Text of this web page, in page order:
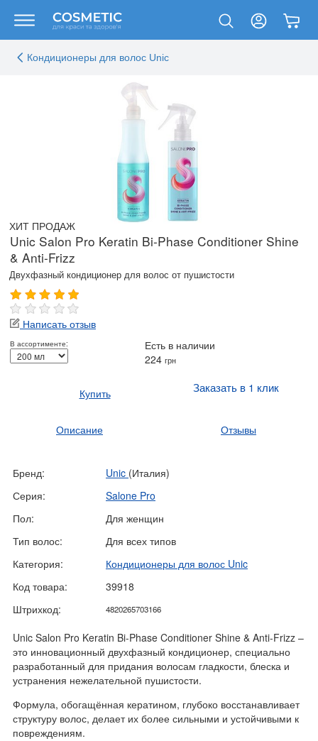
Кондиционеры для волос Unic
ХИТ ПРОДАЖ
Unic Salon Pro Keratin Bi-Phase Conditioner Shine
& Anti-Frizz
Двухфазный кондиционер для волос от пушистости
Написать отзыв
В ассортименте:
Есть в наличии
224 грн
Купить Заказать в 1 клик
Описание Отзывы
Бренд: Unic (Италия)
Серия:
Salone Pro
Пол:
Для женщин
Тип волос:
Для всех типов
Категория:
Кондиционеры для волос Unic
Код товара:
39918
Штрихкод:
4820265703166
Unic Salon Pro Keratin Bi-Phase Conditioner Shine & Anti-Frizz –
это инновационный двухфазный кондиционер, специально
разработанный для придания волосам гладкости, блеска и
устранения нежелательной пушистости.
Формула, обогащённая кератином, глубоко восстанавливает
структуру волос, делает их более сильными и устойчивыми к
повреждениям.